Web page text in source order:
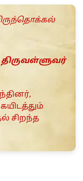
திருவள்ளுவர்
சிறந்த